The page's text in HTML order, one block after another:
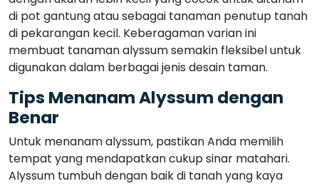
di pot gantung atau sebagai tanaman penutup tanah
di pekarangan kecil. Keberagaman varian ini
membuat tanaman alyssum semakin fleksibel untuk
digunakan dalam berbagai jenis desain taman.
Tips Menanam Alyssum dengan
Benar
Untuk menanam alyssum, pastikan Anda memilih
tempat yang mendapatkan cukup sinar matahari.
Alyssum tumbuh dengan baik di tanah yang kaya